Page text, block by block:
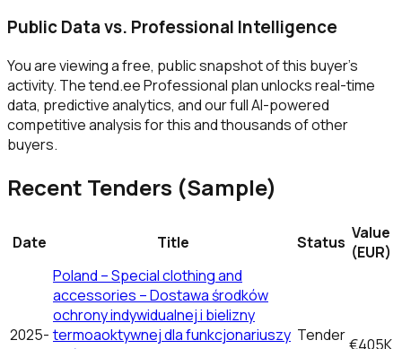
Public Data vs. Professional Intelligence
You are viewing a free, public snapshot of this buyer's
activity. The tend.ee Professional plan unlocks real-time
data, predictive analytics, and our full AI-powered
competitive analysis for this and thousands of other
buyers.
Recent Tenders (Sample)
Date Title Status Value
(EUR)
2025-
Poland – Special clothing and
accessories – Dostawa środków
ochrony indywidualnej i bielizny
termoaoktywnej dla funkcjonariuszy Tender€405K